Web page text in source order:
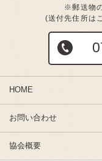
※郵送物
(送付先住所は
HOME
お問い合わせ
協会概要